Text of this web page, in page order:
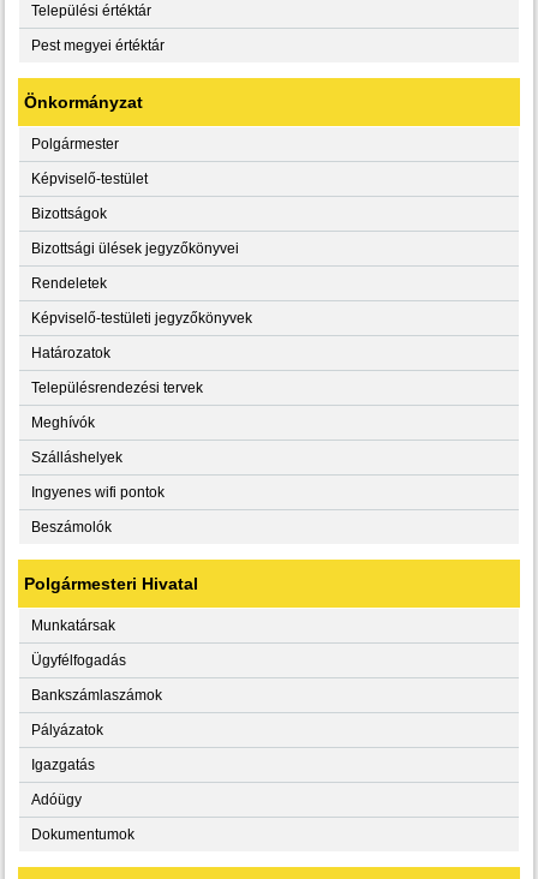
Települési értéktár
Pest megyei értéktár
Önkormányzat
Polgármester
Képviselő-testület
Bizottságok
Bizottsági ülések jegyzőkönyvei
Rendeletek
Képviselő-testületi jegyzőkönyvek
Határozatok
Településrendezési tervek
Meghívók
Szálláshelyek
Ingyenes wifi pontok
Beszámolók
Polgármesteri Hivatal
Munkatársak
Ügyfélfogadás
Bankszámlaszámok
Pályázatok
Igazgatás
Adóügy
Dokumentumok